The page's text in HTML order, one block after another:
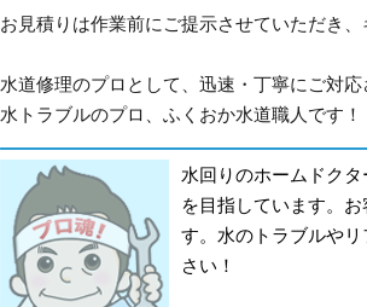
お見積りは作業前にご提示させていただき
水道修理のプロとして、迅速・丁寧にご対応
水トラブルのプロ、ふくおか水道職人で
水回りのホームドク
を目指しています。
す。水のトラブルや
さい！